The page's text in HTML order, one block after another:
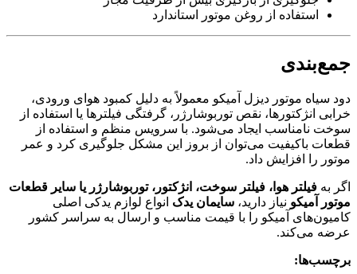
استفاده از روغن موتور استاندارد
جمع‌بندی
دود سیاه موتور دیزل آمیکو معمولاً به دلیل کمبود هوای ورودی،
خرابی انژکتورها، نقص توربوشارژر، گرفتگی فیلترها یا استفاده از
سوخت نامناسب ایجاد می‌شود. با سرویس منظم و استفاده از
قطعات باکیفیت می‌توان از بروز این مشکل جلوگیری کرد و عمر
موتور را افزایش داد.
اگر به فیلتر هوا، فیلتر سوخت، انژکتور، توربوشارژر یا سایر قطعات
موتور آمیکو نیاز دارید، سایمان یدک انواع لوازم یدکی اصلی
کامیون‌های آمیکو را با قیمت مناسب و ارسال به سراسر کشور
عرضه می‌کند.
برچسب‌ها: